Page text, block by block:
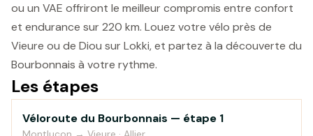
ou un VAE offriront le meilleur compromis entre confort
et endurance sur 220 km. Louez votre vélo près de
Vieure ou de Diou sur Lokki, et partez à la découverte du
Bourbonnais à votre rythme.
Les étapes
1
Véloroute du Bourbonnais — étape 1